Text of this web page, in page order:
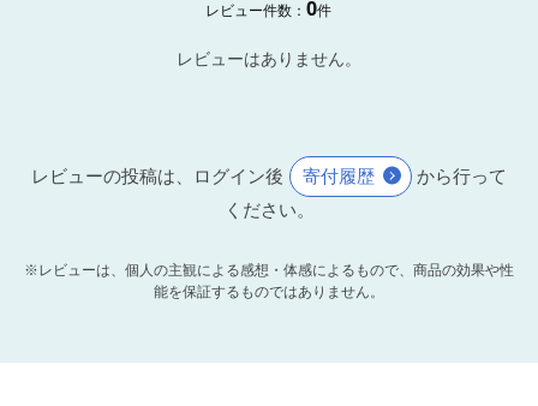
レビュー件数：0件
レビューはありません。
レビューの投稿は、ログイン後 寄付履歴
から行って
ください。
※レビューは、個人の主観による感想・体感によるもので、商品の効果や性
能を保証するものではありません。